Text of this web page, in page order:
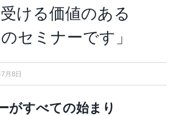
ける価値のある
セミナーです」
月8日
がすべての始まり